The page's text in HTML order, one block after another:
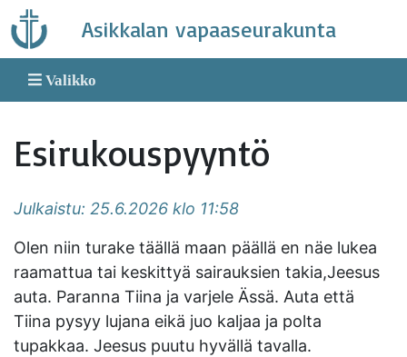
Skip
to
content
Asikkalan vapaaseurakunta
Valikko
Esirukouspyyntö
Julkaistu: 25.6.2026 klo 11:58
Olen niin turake täällä maan päällä en näe lukea
raamattua tai keskittyä sairauksien takia,Jeesus
auta. Paranna Tiina ja varjele Ässä. Auta että
Tiina pysyy lujana eikä juo kaljaa ja polta
tupakkaa. Jeesus puutu hyvällä tavalla.